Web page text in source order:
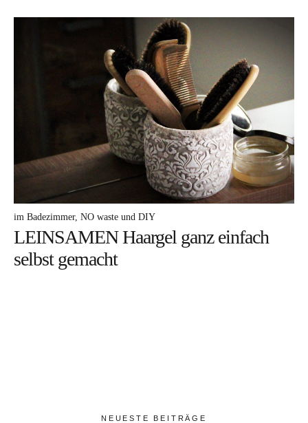
im Badezimmer NO waste und DIY
LEINSAMEN Haargel ganz einfach
selbst gemacht
NEUESTE BEITRÄGE